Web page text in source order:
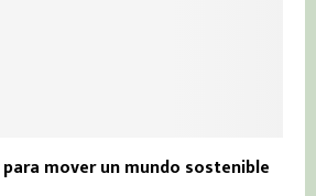
mover un mundo sostenible